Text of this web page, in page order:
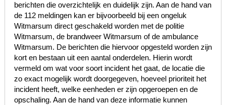
berichten die overzichtelijk en duidelijk zijn. Aan de hand van
de 112 meldingen kan er bijvoorbeeld bij een ongeluk
Witmarsum direct geschakeld worden met de politie
Witmarsum, de brandweer Witmarsum of de ambulance
Witmarsum. De berichten die hiervoor opgesteld worden zijn
kort en bestaan uit een aantal onderdelen. Hierin wordt
vermeld om wat voor soort incident het gaat, de locatie die
zo exact mogelijk wordt doorgegeven, hoeveel prioriteit het
incident heeft, welke eenheden er zijn opgeroepen en de
opschaling. Aan de hand van deze informatie kunnen